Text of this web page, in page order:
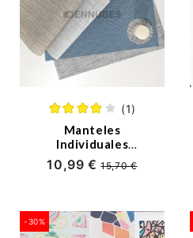
Sobre
Nosotros
servicios@ennubes.com
(1)
Manteles
Individuales
Cuadrado Nórdicas
10,99 €15,70 €
-30%